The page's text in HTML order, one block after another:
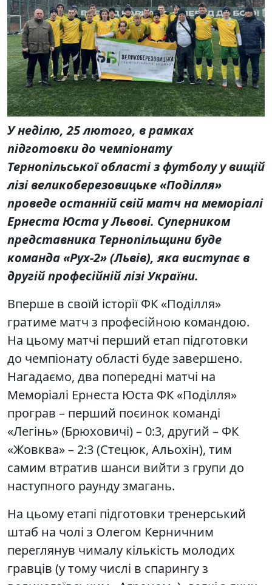
У неділю, 25 лютого, в рамках
підготовки до чемпіонату
Тернопільської області з футболу у вищій
лізі великоберезовицьке «Поділля»
проведе останній свій матч на меморіалі
Ернеста Юста у Львові. Суперником
представника Тернопільщини буде
команда «Рух-2» (Львів), яка виступає в
другій професійній лізі України.
Вперше в своїй історії ФК «Поділля»
гратиме матч з професійною командою.
На цьому матчі перший етап підготовки
до чемпіонату області буде завершено.
Нагадаємо, два попередні матчі на
Меморіалі Ернеста Юста ФК «Поділля»
програв – перший поєинок команді
«Легінь» (Брюховичі) – 0:3, другий – ФК
«Жовква» – 2:3 (Стецюк, Альохін), тим
самим втратив шанси вийти з групи до
наступного раунду змагань.
На цьому етапі підготовки тренерський
штаб на чолі з Олегом Керничним
переглянув чималу кількість молодих
гравців (у тому числі в спарингу з